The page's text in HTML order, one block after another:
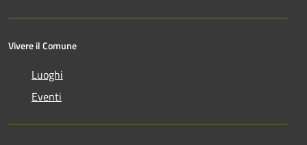
Vivere il Comune
Luoghi
Eventi